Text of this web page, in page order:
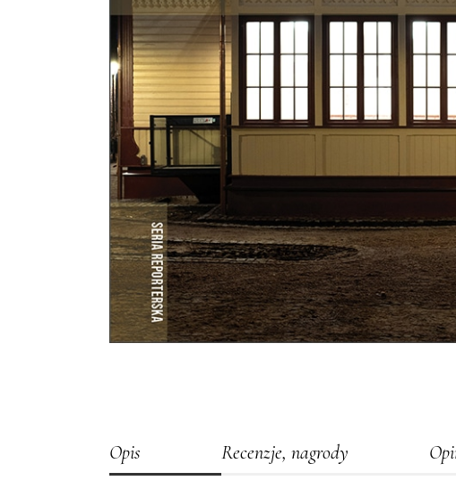
Opis Recenzje, nagrody